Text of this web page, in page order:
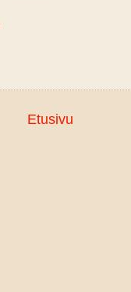
Etusivu